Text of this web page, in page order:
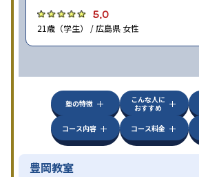
5.0
21歳（学生） / 広島県 女性
塾の特徴
こんな人に
おすすめ
コース内容
コース料金
豊岡教室